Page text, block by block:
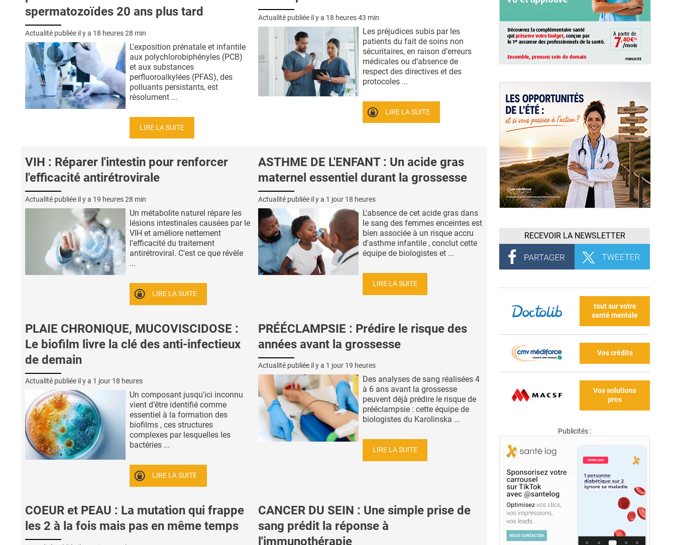
spermatozoïdes 20 ans plus tard
Actualité publiée il y a 18 heures 28 min
L'exposition prénatale et infantile
aux polychlorobiphényles (PCB)
et aux substances
perfluoroalkylées (PFAS), des
polluants persistants, est
résolument ...
LIRE LA SUITE
Actualité publiée il y a 18 heures 43 min
Les préjudices subis par les
patients du fait de soins non
sécuritaires, en raison d’erreurs
médicales ou d’absence de
respect des directives et des
protocoles ...
LIRE LA SUITE
VIH : Réparer l'intestin pour renforcer
l'efficacité antirétrovirale
Actualité publiée il y a 19 heures 28 min
Un métabolite naturel répare les
lésions intestinales causées par le
VIH et améliore nettement
l'efficacité du traitement
antirétroviral. C'est ce que révèle
...
LIRE LA SUITE
ASTHME DE L'ENFANT : Un acide gras
maternel essentiel durant la grossesse
Actualité publiée il y a 1 jour 18 heures
L'absence de cet acide gras dans
le sang des femmes enceintes est
bien associée à un risque accru
d'asthme infantile , conclut cette
équipe de biologistes et ...
LIRE LA SUITE
PLAIE CHRONIQUE, MUCOVISCIDOSE :
Le biofilm livre la clé des anti-infectieux
de demain
Actualité publiée il y a 1 jour 18 heures
Un composant jusqu'ici inconnu
vient d’être identifié comme
essentiel à la formation des
biofilms , ces structures
complexes par lesquelles les
bactéries ...
LIRE LA SUITE
PRÉÉCLAMPSIE : Prédire le risque des
années avant la grossesse
Actualité publiée il y a 1 jour 19 heures
Des analyses de sang réalisées 4
à 6 ans avant la grossesse
peuvent déjà prédire le risque de
prééclampsie : cette équipe de
biologistes du Karolinska ...
LIRE LA SUITE
COEUR et PEAU : La mutation qui frappe
les 2 à la fois mais pas en même temps
CANCER DU SEIN : Une simple prise de
sang prédit la réponse à
l'immunothérapie
RECEVOIR LA NEWSLETTER
tout sur votre
santé mentale
Vos crédits
Vos solutions
pros
Publicités :